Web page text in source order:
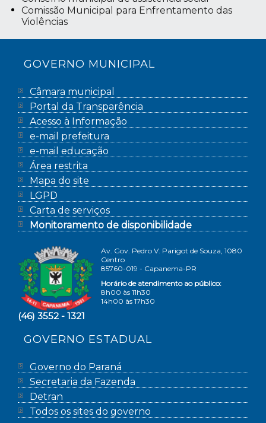
Comissão Municipal para Enfrentamento das
Violências
GOVERNO MUNICIPAL
Câmara municipal
Portal da Transparência
Acesso à Informação
e-mail prefeitura
e-mail educação
Área restrita
Mapa do site
LGPD
Carta de serviços
Monitoramento de disponibilidade
Av. Gov. Pedro V. Parigot de Souza, 1080
Centro
85760-019 - Capanema-PR
Horário de atendimento ao público:
8h00 às 11h30
14h00 às 17h30
(46) 3552 - 1321
GOVERNO ESTADUAL
Governo do Paraná
Secretaria da Fazenda
Detran
Todos os sites do governo